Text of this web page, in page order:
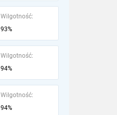
Wilgotność:
93%
Wilgotność:
94%
Wilgotność:
94%